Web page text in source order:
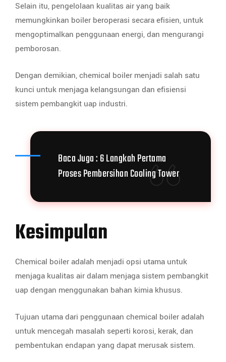
Selain itu, pengelolaan kualitas air yang baik
memungkinkan boiler beroperasi secara efisien, untuk
mengoptimalkan penggunaan energi, dan mengurangi
pemborosan.
Dengan demikian, chemical boiler menjadi salah satu
kunci untuk menjaga kelangsungan dan efisiensi
sistem pembangkit uap industri.
Baca Juga :6 Langkah Pertama
Proses Pembersihan Cooling Tower
Kesimpulan
Chemical boiler adalah menjadi opsi utama untuk
menjaga kualitas air dalam menjaga sistem pembangkit
uap dengan menggunakan bahan kimia khusus.
Tujuan utama dari penggunaan chemical boiler adalah
untuk mencegah masalah seperti korosi, kerak, dan
pembentukan endapan yang dapat merusak sistem.